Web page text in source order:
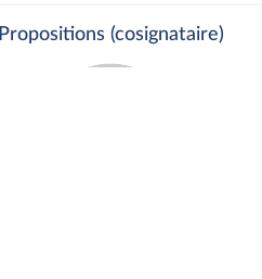
Propositions (cosignataire)